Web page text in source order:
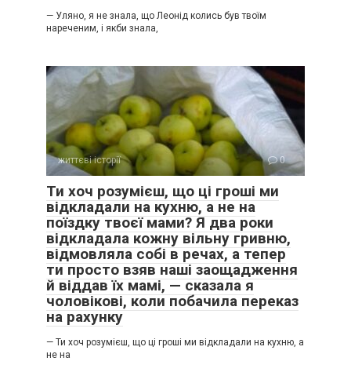
— Уляно, я не знала, що Леонід колись був твоїм
нареченим, і якби знала,
життєві історії 0
Ти хоч розумієш, що ці гроші ми
відкладали на кухню, а не на
поїздку твоєї мами? Я два роки
відкладала кожну вільну гривню,
відмовляла собі в речах, а тепер
ти просто взяв наші заощадження
й віддав їх мамі, — сказала я
чоловікові, коли побачила переказ
на рахунку
— Ти хоч розумієш, що ці гроші ми відкладали на кухню, а
не на